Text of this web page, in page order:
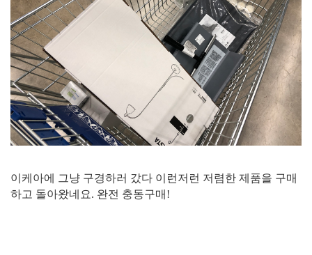
이케아에 그냥 구경하러 갔다 이런저런 저렴한 제품을 구매
하고 돌아왔네요. 완전 충동구매!